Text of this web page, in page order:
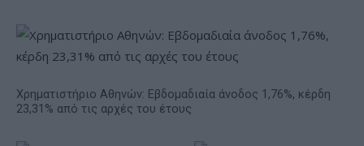
Χρηματιστήριο Αθηνών: Εβδομαδιαία άνοδος 1,76%, κέρδη
23,31% από τις αρχές του έτους